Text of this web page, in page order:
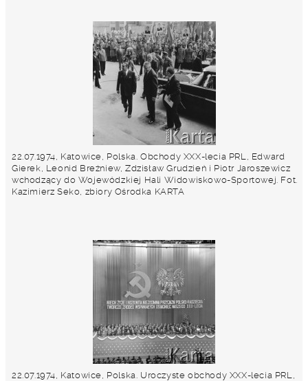
22.07.1974, Katowice, Polska. Obchody XXX-lecia PRL, Edward
Gierek, Leonid Breżniew, Zdzisław Grudzień i Piotr Jaroszewicz
wchodzący do Wojewódzkiej Hali Widowiskowo-Sportowej. Fot.
Kazimierz Seko, zbiory Ośrodka KARTA
22.07.1974, Katowice, Polska. Uroczyste obchody XXX-lecia PRL,